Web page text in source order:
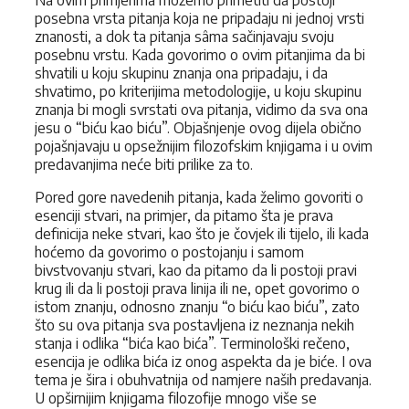
posebna vrsta pitanja koja ne pripadaju ni jednoj vrsti
znanosti, a dok ta pitanja sâma sačinjavaju svoju
posebnu vrstu. Kada govorimo o ovim pitanjima da bi
shvatili u koju skupinu znanja ona pripadaju, i da
shvatimo, po kriterijima metodologije, u koju skupinu
znanja bi mogli svrstati ova pitanja, vidimo da sva ona
jesu o “biću kao biću”. Objašnjenje ovog dijela obično
pojašnjavaju u opsežnijim filozofskim knjigama i u ovim
predavanjima neće biti prilike za to.
Pored gore navedenih pitanja, kada želimo govoriti o
esenciji stvari, na primjer, da pitamo šta je prava
definicija neke stvari, kao što je čovjek ili tijelo, ili kada
hoćemo da govorimo o postojanju i samom
bivstvovanju stvari, kao da pitamo da li postoji pravi
krug ili da li postoji prava linija ili ne, opet govorimo o
istom znanju, odnosno znanju “o biću kao biću”, zato
što su ova pitanja sva postavljena iz neznanja nekih
stanja i odlika “bića kao bića”. Terminološki rečeno,
esencija je odlika bića iz onog aspekta da je biće. I ova
tema je šira i obuhvatnija od namjere naših predavanja.
U opširnijim knjigama filozofije mnogo više se